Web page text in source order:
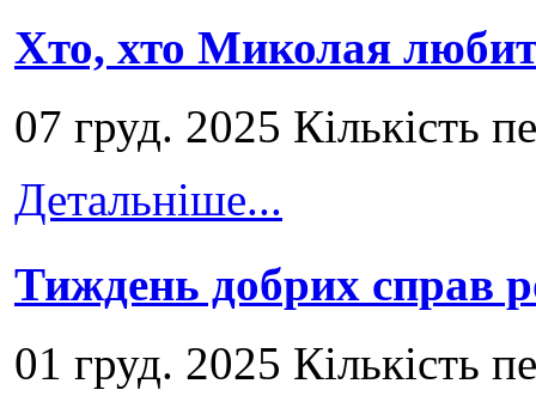
Хто, хто Миколая
07 груд. 2025 Кількість
Детальніше...
Тиждень добрих справ
01 груд. 2025 Кількість